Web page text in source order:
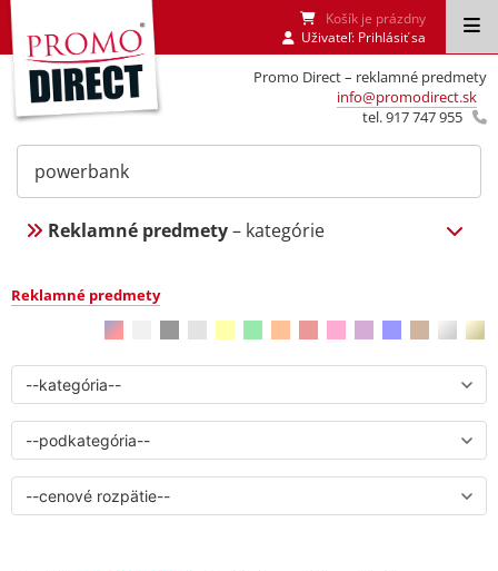
Promo Direct – reklamné predmety
info@promodirect.sk
tel. 917 747 955
Košík je prázdny
Uživateľ: Prihlásiť sa
Reklamné predmety– kategórie
Reklamné predmety